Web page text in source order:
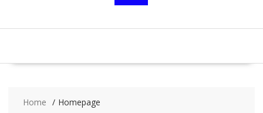
Home Homepage